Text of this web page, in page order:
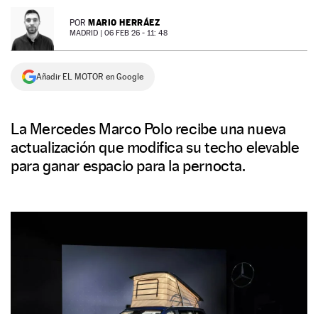
NEWSLETTER POR MARIO HERRÁEZ
MADRID | 06 FEB 26 - 11: 48
Añadir EL MOTOR en Google
La Mercedes Marco Polo recibe una nueva
actualización que modifica su techo elevable
para ganar espacio para la pernocta.